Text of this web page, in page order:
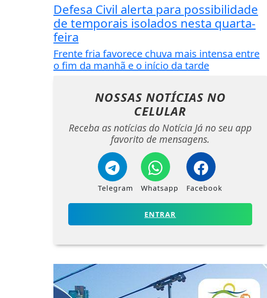
Defesa Civil alerta para possibilidade
de temporais isolados nesta quarta-
feira
Frente fria favorece chuva mais intensa entre
o fim da manhã e o início da tarde
NOSSAS NOTÍCIAS NO
CELULAR
Receba as notícias do Notícia Já no seu app
favorito de mensagens.
Telegram Whatsapp Facebook
ENTRAR